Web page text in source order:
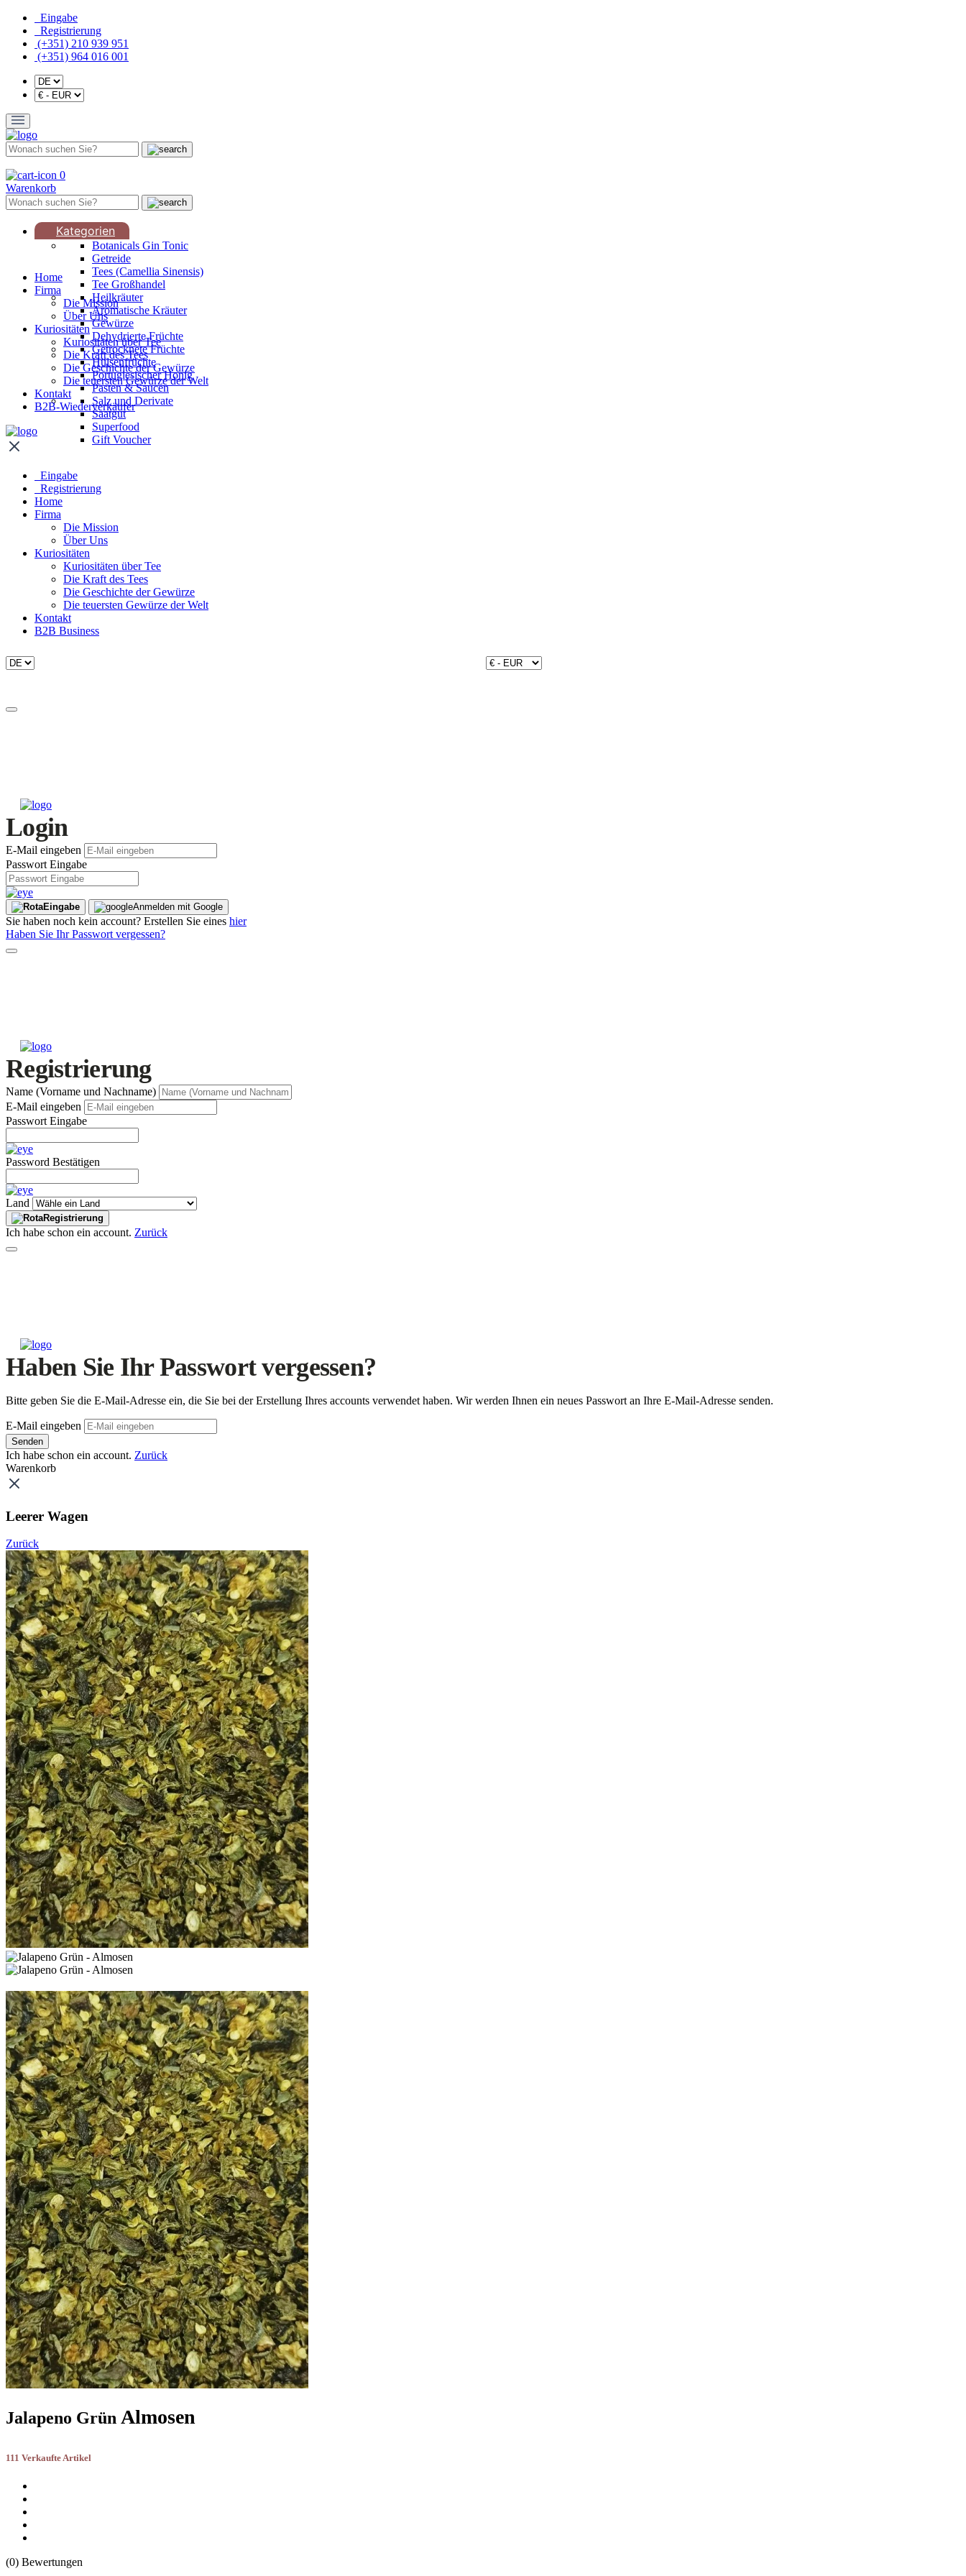
Eingabe
Registrierung
(+351) 210 939 951
(+351) 964 016 001
0
Warenkorb
Kategorien
Botanicals Gin Tonic
Getreide
Tees (Camellia Sinensis)
Tee Großhandel
Heilkräuter
Aromatische Kräuter
Gewürze
Dehydrierte Früchte
Getrocknete Früchte
Hülsenfrüchte
Portugiesischer Honig
Pasten & Saucen
Salz und Derivate
Saatgut
Superfood
Gift Voucher
Home
Firma
Die Mission
Über Uns
Kuriositäten
Kuriositäten über Tee
Die Kraft des Tees
Die Geschichte der Gewürze
Die teuersten Gewürze der Welt
Kontakt
B2B-Wiederverkäufer
Eingabe
Registrierung
Home
Firma
Die Mission
Über Uns
Kuriositäten
Kuriositäten über Tee
Die Kraft des Tees
Die Geschichte der Gewürze
Die teuersten Gewürze der Welt
Kontakt
B2B Business
Login
E-Mail eingeben
Passwort Eingabe
Eingabe Anmelden mit Google
Sie haben noch kein account? Erstellen Sie eines hier
Haben Sie Ihr Passwort vergessen?
Registrierung
Name (Vorname und Nachname)
E-Mail eingeben
Passwort Eingabe
Password Bestätigen
Land
Registrierung
Ich habe schon ein account. Zurück
Haben Sie Ihr Passwort vergessen?
Bitte geben Sie die E-Mail-Adresse ein, die Sie bei der Erstellung Ihres accounts verwendet haben. Wir werden Ihnen ein neues Passwort an Ihre E-Mail-Adresse senden.
E-Mail eingeben
Senden
Ich habe schon ein account. Zurück
Warenkorb
Leerer Wagen
Zurück
Jalapeno Grün Almosen
111 Verkaufte Artikel
(0) Bewertungen